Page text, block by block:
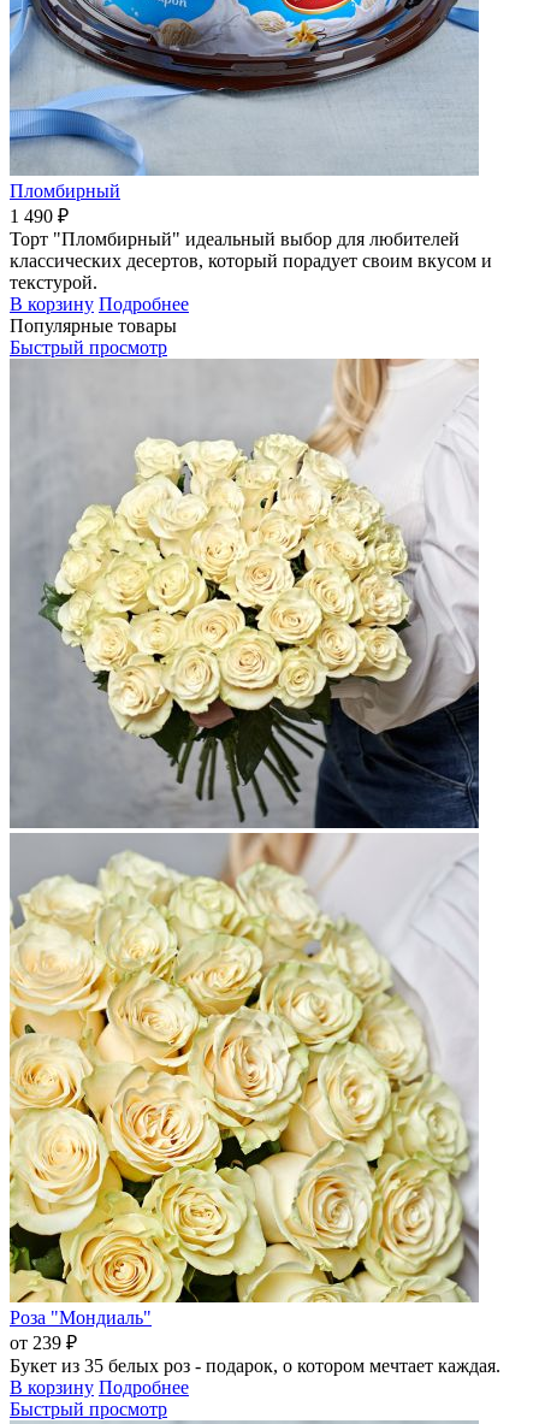
Пломбирный
1 490 ₽
Торт "Пломбирный" идеальный выбор для любителей
классических десертов, который порадует своим вкусом и
текстурой.
В корзину Подробнее
Популярные товары
Быстрый просмотр
Роза "Мондиаль"
от 239 ₽
Букет из 35 белых роз - подарок, о котором мечтает каждая.
В корзину Подробнее
Быстрый просмотр